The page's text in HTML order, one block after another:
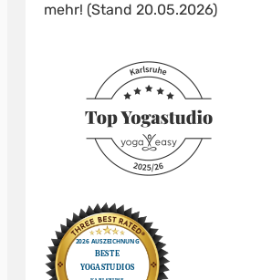
mehr! (Stand 20.05.2026)